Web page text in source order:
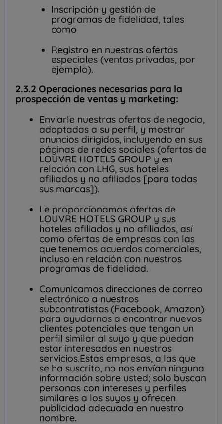
Inscripción y gestión de
programas de fidelidad, tales
como
Registro en nuestras ofertas
especiales (ventas privadas, por
ejemplo).
2.3.2 Operaciones necesarias para la
prospección de ventas y marketing:
Enviarle nuestras ofertas de negocio,
adaptadas a su perfil, y mostrar
anuncios dirigidos, incluyendo en sus
páginas de redes sociales (ofertas de
LOUVRE HOTELS GROUP y en
relación con LHG, sus hoteles
afiliados y no afiliados [para todas
sus marcas]).
Le proporcionamos ofertas de
LOUVRE HOTELS GROUP y sus
hoteles afiliados y no afiliados, así
como ofertas de empresas con las
que tenemos acuerdos comerciales,
incluso en relación con nuestros
programas de fidelidad.
Comunicamos direcciones de correo
electrónico a nuestros
subcontratistas (Facebook, Amazon)
para ayudarnos a encontrar nuevos
clientes potenciales que tengan un
perfil similar al suyo y que puedan
estar interesados en nuestros
servicios.Estas empresas, a las que
se ha suscrito, no nos envían ninguna
información sobre usted; solo buscan
personas con intereses y perfiles
similares a los suyos y ofrecen
publicidad adecuada en nuestro
nombre.